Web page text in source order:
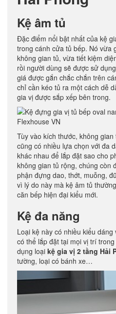
Kệ âm tủ
Đặc điểm nổi bật nhất của kệ
trong cánh cửa tủ bếp. Nó vừa
không gian tủ, vừa tiết kiệm
rồi người dùng sẽ được sử
giá được gắn chắc chắn trên
chỉ cần kéo tủ ra một cách dễ
gia vị được sắp xếp bên trong.
Tùy vào kích thước, không
cũng có nhiều lựa chọn với đa
khác nhau để lắp đặt sao cho
không gian tủ rộng, chúng còn
phận đựng dao, thớt, muỗng,
vì lý do này mà kệ âm tủ
căn bếp hiện đại kiểu mới.
Kệ đa năng
Loại kệ này có nhiều kiểu
có thể lắp đặt tại mọi vị trí
dụng loại kệ gia vị 2 tầng Hải
tường, loại có bánh xe…